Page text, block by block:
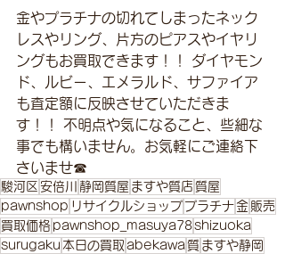
金やプラチナの切れてしまったネック
レスやリング、片方のピアスやイヤリ
ングもお買取できます！！ ダイヤモン
ド、ルビー、エメラルド、サファイア
も査定額に反映させていただきま
す！！ 不明点や気になること、些細な
事でも構いません。お気軽にご連絡下
さいませ☎
駿河区 安倍川 静岡質屋 ますや質店 質屋
pawnshop リサイクルショップ プラチナ 金 販売
買取価格 pawnshop_masuya78shizuoka
surugaku 本日の買取 abekawa質 ますや静岡